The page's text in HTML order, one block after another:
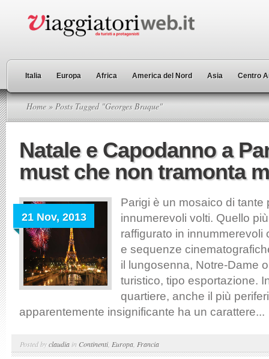
Italia Europa Africa America del Nord Asia Centro
Home » Posts Tagged "Georges Braque"
Natale e Capodanno a
must che non tramonta
21 Nov, 2013
Parigi è un mosaico di tante
innumerevoli volti. Quello
raffigurato in innummerevoli
e sequenze
il lungosenna, Notre-Dame
turistico, tipo esportazione.
quartiere, anche il più
apparentemente insignificante ha un carattere...
Posted byclaudia in Continenti, Europa Francia